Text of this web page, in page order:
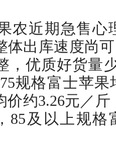
农近期急售心
体出库速度尚
，优质好货量
规格富士苹
价约3.26元／
85及以上规格